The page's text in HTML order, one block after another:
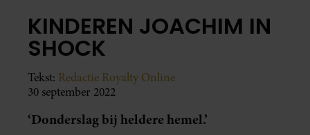
KINDEREN JOACHIM IN
SHOCK
Tekst: Redactie Royalty Online
30 september 2022
‘Donderslag bij heldere hemel.’